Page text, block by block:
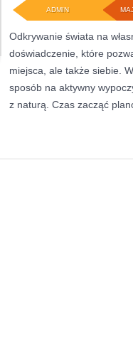
ADMIN
Odkrywanie świata na
doświadczenie, które
miejsca, ale także siebie.
sposób na aktywny
z naturą. Czas zacząć